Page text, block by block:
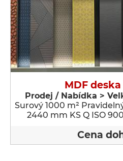
MDF
Prodej / Nabídka >
Surový 1000 m²
2440 mm KS Q ISO
Cena